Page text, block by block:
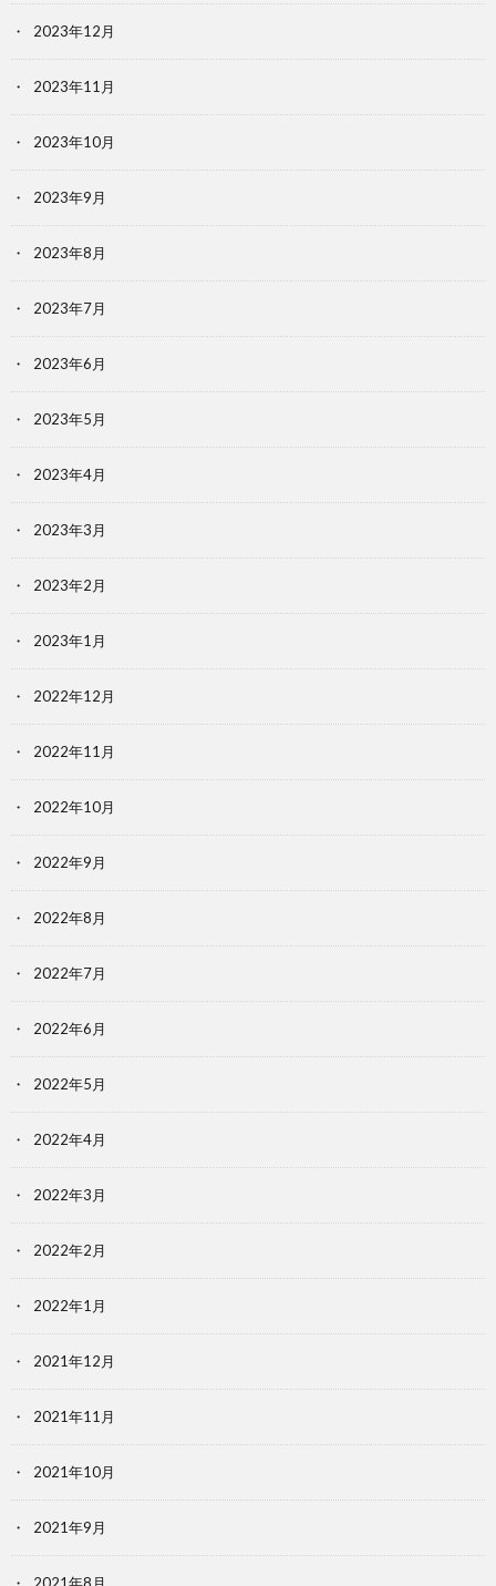
2023年12月
2023年11月
2023年10月
2023年9月
2023年8月
2023年7月
2023年6月
2023年5月
2023年4月
2023年3月
2023年2月
2023年1月
2022年12月
2022年11月
2022年10月
2022年9月
2022年8月
2022年7月
2022年6月
2022年5月
2022年4月
2022年3月
2022年2月
2022年1月
2021年12月
2021年11月
2021年10月
2021年9月